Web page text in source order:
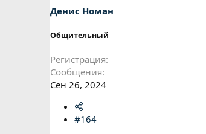
Денис Номан
Общительный
Регистрация
Сообщения
Сен 26, 2024
#164